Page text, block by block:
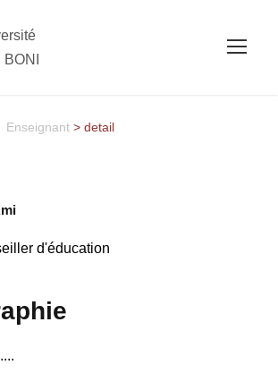
Enseignant > detail
d'éducation